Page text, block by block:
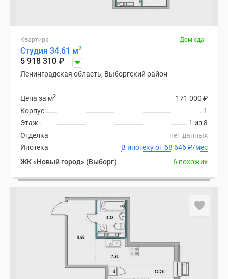
Квартира Дом сдан
Студия 34.61 м2
5 918 310 ₽
Ленинградская область, Выборгский район
171 000 ₽
Цена за м2
1
Корпус
1 из 8
Этаж
нет данных
Отделка
В ипотеку от 68 646₽/мес
Ипотека
ЖК «Новый город» (Выборг)
6 похожих